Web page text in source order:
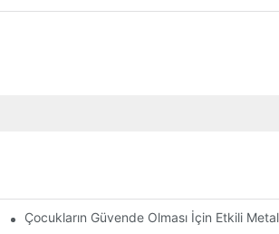
Sağlamak
Çocukların Güvende Olması İçin Etkili